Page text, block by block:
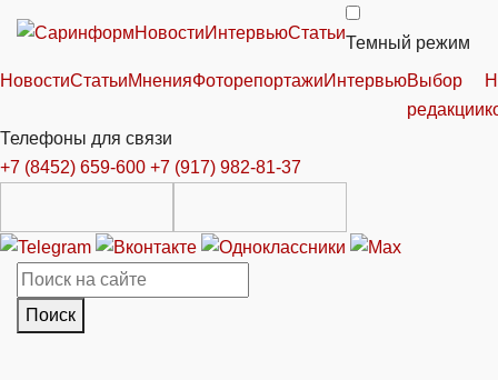
НовостиИнтервьюСтатьи
Темный режим
НовостиСтатьиМненияФоторепортажиИнтервьюВыбор
редакции
Телефоны для связи
+7 (8452) 659-600 +7 (917) 982-81-37
Поиск